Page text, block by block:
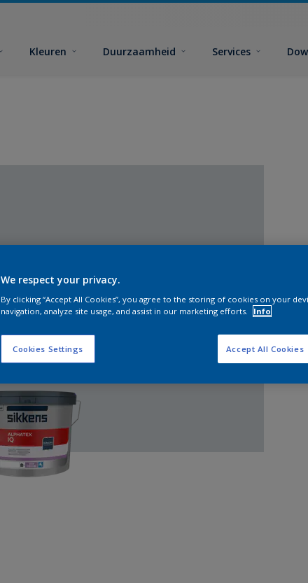
Kleuren Duurzaamheid Services
We respect your privacy.
By clicking “Accept All Cookies”, you agree to the storing of cookies on your
navigation, analyze site usage, and assist in our marketing efforts.
Info
Cookies Settings Accept All Cookies